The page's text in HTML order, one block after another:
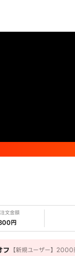
文金額
円
フ 【新規ユーザー】